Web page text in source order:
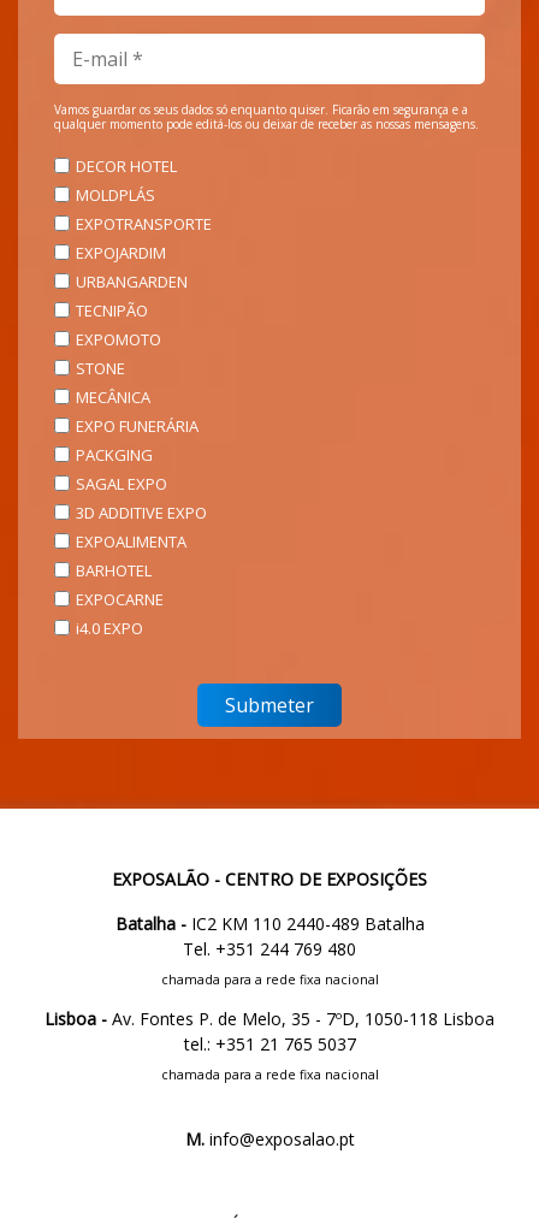
Vamos guardar os seus dados só enquanto quiser. Ficarão em segurança e a
qualquer momento pode editá-los ou deixar de receber as nossas mensagens.
DECOR HOTEL
MOLDPLÁS
EXPOTRANSPORTE
EXPOJARDIM
URBANGARDEN
TECNIPÃO
EXPOMOTO
STONE
MECÂNICA
EXPO FUNERÁRIA
PACKGING
SAGAL EXPO
3D ADDITIVE EXPO
EXPOALIMENTA
BARHOTEL
EXPOCARNE
i4.0 EXPO
EXPOSALÃO - CENTRO DE EXPOSIÇÕES
Batalha -IC2 KM 110 2440-489 Batalha
Tel. +351 244 769 480
chamada para a rede fixa nacional
Lisboa - Av. Fontes P. de Melo, 35 - 7ºD, 1050-118 Lisboa
tel.: +351 21 765 5037
chamada para a rede fixa nacional
M.info@exposalao.pt